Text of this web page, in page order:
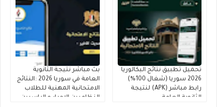
تحميل تطبيق نتائج البكالوريا
2026 سوريا (شغال 100%)
رابط مباشر (APK) لنتيجة
الثانوية العامة
بث مباشر نتيجة الثانوية
العامة في سوريا 2026 :النتائج
الامتحانية المهنية للطلاب
النظاميين الاحرار و الراسبين